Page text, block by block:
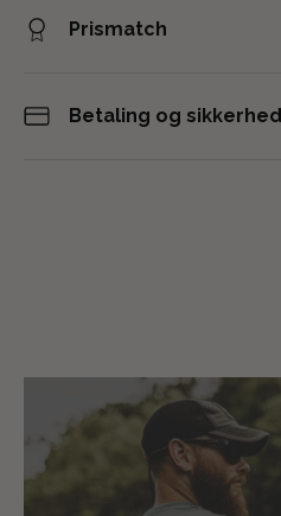
Prismatch
Betaling og sikkerhed